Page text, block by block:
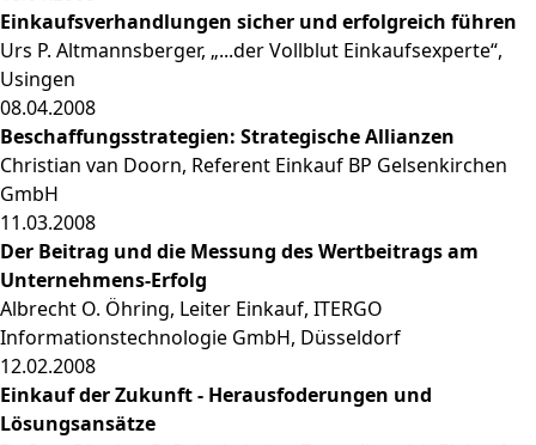
Einkaufsverhandlungen sicher und erfolgreich führen
Urs P. Altmannsberger, „...der Vollblut Einkaufsexperte“,
Usingen
08.04.2008
Beschaffungsstrategien: Strategische Allianzen
Christian van Doorn, Referent Einkauf BP Gelsenkirchen
GmbH
11.03.2008
Der Beitrag und die Messung des Wertbeitrags am
Unternehmens-Erfolg
Albrecht O. Öhring, Leiter Einkauf, ITERGO
Informationstechnologie GmbH, Düsseldorf
12.02.2008
Einkauf der Zukunft - Herausfoderungen und
Lösungsansätze